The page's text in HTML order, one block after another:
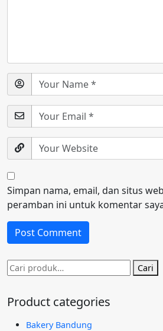
Simpan nama, email, dan situs
peramban ini untuk komentar
Pencarian
untuk:
Cari
Product categories
Bakery Bandung